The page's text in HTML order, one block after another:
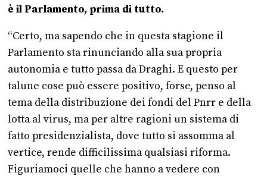
è il Parlamento, prima di tutto.
“Certo, ma sapendo che in questa stagione il
Parlamento sta rinunciando alla sua propria
autonomia e tutto passa da Draghi. E questo per
talune cose può essere positivo, forse, penso al
tema della distribuzione dei fondi del Pnrr e della
lotta al virus, ma per altre ragioni un sistema di
fatto presidenzialista, dove tutto si assomma al
vertice, rende difficilissima qualsiasi riforma.
Figuriamoci quelle che hanno a vedere con